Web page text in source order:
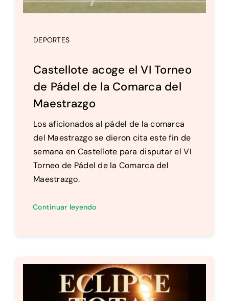
DEPORTES
Castellote acoge el VI Torneo
de Pádel de la Comarca del
Maestrazgo
Los aficionados al pádel de la comarca
del Maestrazgo se dieron cita este fin de
semana en Castellote para disputar el VI
Torneo de Pádel de la Comarca del
Maestrazgo.
Continuar leyendo